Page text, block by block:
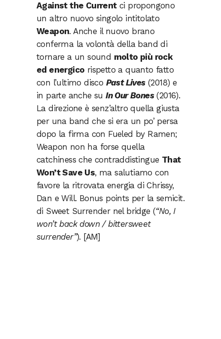
Against the Currentci propongono
un altro nuovo singolo intitolato
Weapon. Anche il nuovo brano
conferma la volontà della band di
tornare a un sound molto più rock
ed energico rispetto a quanto fatto
con l’ultimo disco Past Lives(2018) e
in parte anche suIn Our Bones(2016).
La direzione è senz’altro quella giusta
per una band che si era un po’ persa
dopo la firma con Fueled by Ramen;
Weapon non ha forse quella
catchiness che contraddistingue That
Won’t Save Us, ma salutiamo con
favore la ritrovata energia di Chrissy,
Dan e Will. Bonus points per la semicit.
di Sweet Surrender nel bridge (“No, I
won’t back down / bittersweet
surrender”). [AM]